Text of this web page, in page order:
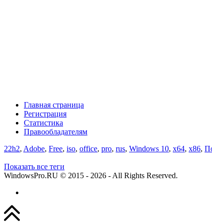
Главная страница
Регистрация
Статистика
Правообладателям
22h2, Adobe, Free, iso, office, pro, rus, Windows 10, x64, x86,
Показать все теги
WindowsPro.RU © 2015 - 2026 - All Rights Reserved.